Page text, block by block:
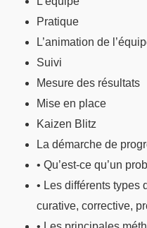
Pratique
L’animation de
Suivi
Mesure des résultats
Mise en place
Kaizen Blitz
La démarche de
• Qu’est-ce qu’un
• Les différents types
curative, corrective,